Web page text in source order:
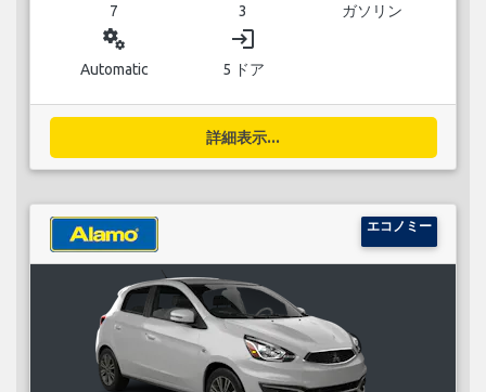
7 3 ガソリン
miscellaneous_services
Automatic
login
5 ドア
詳細表示...
エコノミー